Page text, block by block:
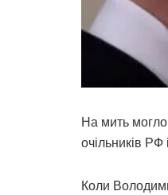
На мить могло
очільників
Коли